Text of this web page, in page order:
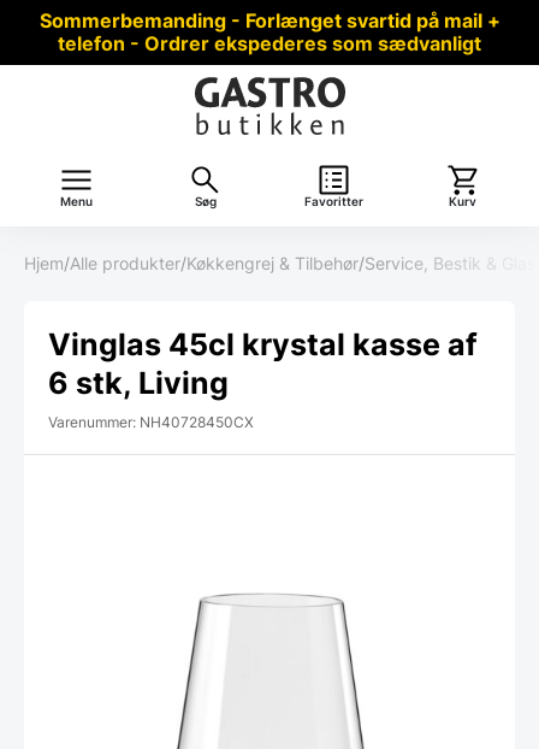
Sommerbemanding - Forlænget svartid på mail +
telefon - Ordrer ekspederes som sædvanligt
Menu Søg Favoritter Kurv
Hjem/Alle produkter/Køkkengrej & Tilbehør/Service, Bestik & Glas
Vinglas 45cl krystal kasse af
6 stk, Living
Varenummer: NH40728450CX